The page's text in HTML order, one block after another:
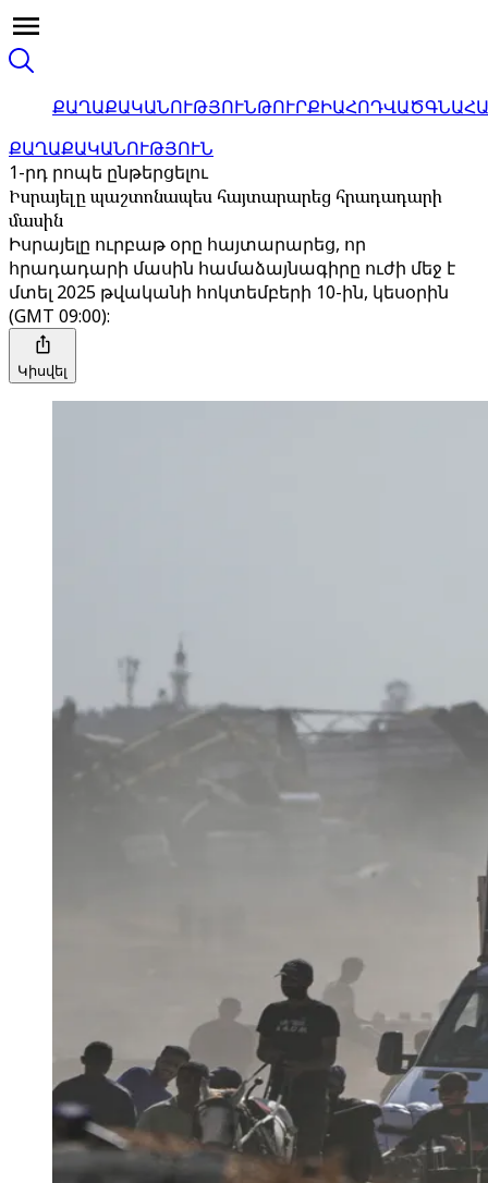
ՔԱՂԱՔԱԿԱՆՈՒԹՅՈՒՆԹՈՒՐՔԻԱՀՈԴՎԱԾ
ՔԱՂԱՔԱԿԱՆՈՒԹՅՈՒՆ
1-րդ րոպե ընթերցելու
Իսրայելը պաշտոնապես հայտարարեց հրադադարի
մասին
Իսրայելը ուրբաթ օրը հայտարարեց, որ
հրադադարի մասին համաձայնագիրը ուժի մեջ է
մտել 2025 թվականի հոկտեմբերի 10-ին, կեսօրին
(GMT 09:00):
Կիսվել